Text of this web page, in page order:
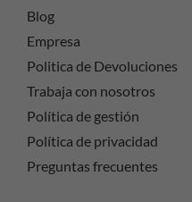
Blog
Empresa
Politica de Devoluciones
Trabaja con nosotros
Política de gestión
Política de privacidad
Preguntas frecuentes